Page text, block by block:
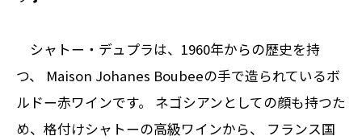
シャトー・デュプラは、1960年からの歴史を持
つ、 Maison Johanes Boubeeの手で造られているボ
ルドー赤ワインです。 ネゴシアンとしての顔も持つた
め、格付けシャトーの高級ワインから、 フランス国